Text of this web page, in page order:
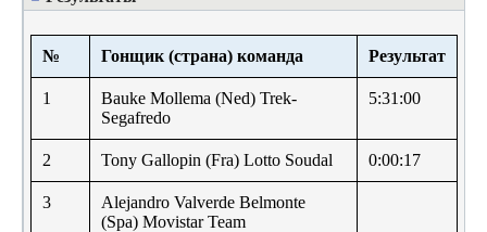
№ Гонщик (страна) команда Результат
1
Bauke Mollema (Ned) Trek-
Segafredo
5:31:00
2 Tony Gallopin (Fra) Lotto Soudal 0:00:17
3
Alejandro Valverde Belmonte
(Spa) Movistar Team